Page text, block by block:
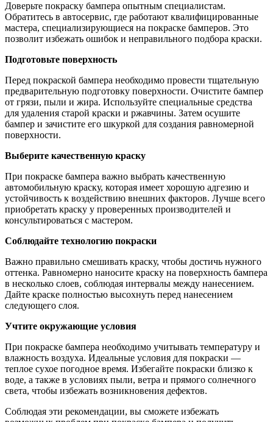
Доверьте покраску бампера опытным специалистам.
Обратитесь в автосервис, где работают квалифицированные
мастера, специализирующиеся на покраске бамперов. Это
позволит избежать ошибок и неправильного подбора краски.
Подготовьте поверхность
Перед покраской бампера необходимо провести тщательную
предварительную подготовку поверхности. Очистите бампер
от грязи, пыли и жира. Используйте специальные средства
для удаления старой краски и ржавчины. Затем осушите
бампер и зачистите его шкуркой для создания равномерной
поверхности.
Выберите качественную краску
При покраске бампера важно выбрать качественную
автомобильную краску, которая имеет хорошую адгезию и
устойчивость к воздействию внешних факторов. Лучше всего
приобретать краску у проверенных производителей и
консультироваться с мастером.
Соблюдайте технологию покраски
Важно правильно смешивать краску, чтобы достичь нужного
оттенка. Равномерно наносите краску на поверхность бампера
в несколько слоев, соблюдая интервалы между нанесением.
Дайте краске полностью высохнуть перед нанесением
следующего слоя.
Учтите окружающие условия
При покраске бампера необходимо учитывать температуру и
влажность воздуха. Идеальные условия для покраски —
теплое сухое погодное время. Избегайте покраски близко к
воде, а также в условиях пыли, ветра и прямого солнечного
света, чтобы избежать возникновения дефектов.
Соблюдая эти рекомендации, вы сможете избежать